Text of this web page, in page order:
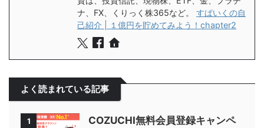
ナ、FX、くりっく株365など。 すぱいくの自
己紹介 | １億円を貯めてみよう！chapter2
よく読まれている記事
1
COZUCHI無料会員登録キャンペ